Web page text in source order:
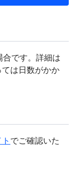
です。詳細は
ては日数がかか
でご確認いた